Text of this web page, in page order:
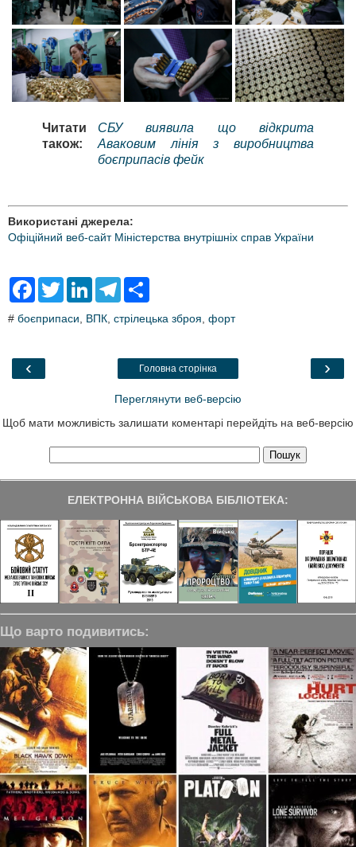
Читати
також:
СБУ виявила що відкрита
Аваковим лінія з виробництва
боєприпасів фейк
Використані джерела:
Офіційний веб-сайт Міністерства внутрішніх справ України
F
e
o
T
t
L
k
T
e
a
r
# боєприпаси ВПК стрілецька зброя форт
‹ ›
Головна сторінка
Переглянути веб-версію
Щоб мати можливість залишати коментарі перейдіть на веб-версію
ЕЛЕКТРОННА ВІЙСЬКОВА БІБЛІОТЕКА:
Що варто подивитись: